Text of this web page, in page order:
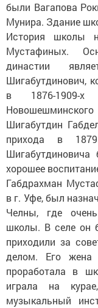
были Вагапова
Мунира. Здание
История школы
Мустафиных.
династии
Шигабутдинович,
в 1876-1909-
Шигабутдин
прихода в
хорошее
Габдрахман
в г. Уфе, был
Челны, где
школы. В селе он
приходили за
делом. Его жена
проработала в
играла на
музыкальный